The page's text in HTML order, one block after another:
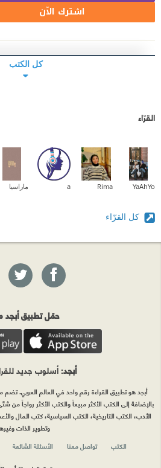
اشترك الآن
كل الكتب
القرّاء
YaAhYo
Rima
a ماراسيا
كل القرّاء
حمّل تطبيق أبجد
أبجد: أسلوب جديد
أبجد هو تطبيق القراءة رقم واحد في العالم العربي. تضم
بالإضافة إلى الكتب الأكثر مبيعاً والكتب الأكثر رواجاً
الأدب، الكتب التاريخية، الكتب السياسية، كتب المال
وتطوير الذات
الكتب
تواصل معنا الأسئلة الشائعة